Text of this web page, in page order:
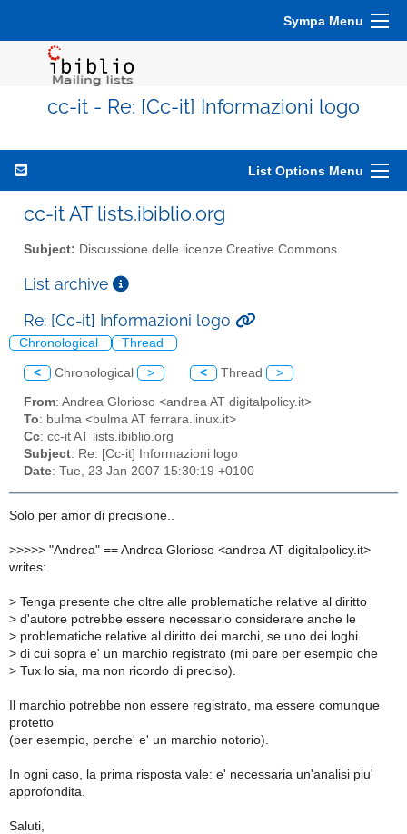
Sympa Menu
cc-it - Re: [Cc-it] Informazioni logo
List Options Menu
cc-it AT lists.ibiblio.org
Subject: Discussione delle licenze Creative Commons
List archive
Re: [Cc-it] Informazioni logo
Chronological Thread
< Chronological > < Thread >
From: Andrea Glorioso <andrea AT digitalpolicy.it>
To: bulma <bulma AT ferrara.linux.it>
Cc: cc-it AT lists.ibiblio.org
Subject: Re: [Cc-it] Informazioni logo
Date: Tue, 23 Jan 2007 15:30:19 +0100
Solo per amor di precisione..
>>>>> "Andrea" == Andrea Glorioso <andrea AT digitalpolicy.it>
writes:
> Tenga presente che oltre alle problematiche relative al diritto
> d'autore potrebbe essere necessario considerare anche le
> problematiche relative al diritto dei marchi, se uno dei loghi
> di cui sopra e' un marchio registrato (mi pare per esempio che
> Tux lo sia, ma non ricordo di preciso).
Il marchio potrebbe non essere registrato, ma essere comunque
protetto
(per esempio, perche' e' un marchio notorio).
In ogni caso, la prima risposta vale: e' necessaria un'analisi piu'
approfondita.
Saluti,